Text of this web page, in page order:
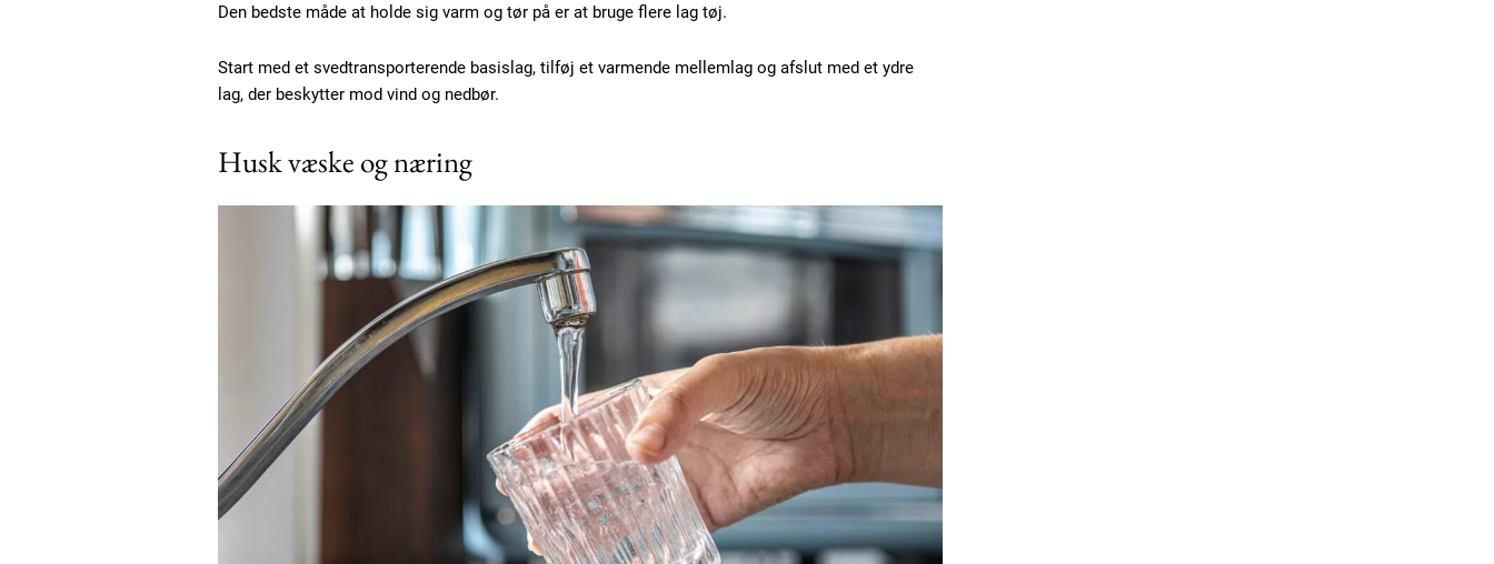
Den bedste måde at holde sig varm og tør på er at bruge flere lag tøj.
Start med et svedtransporterende basislag, tilføj et varmende mellemlag og afslut med et ydre
lag, der beskytter mod vind og nedbør.
Husk væske og næring